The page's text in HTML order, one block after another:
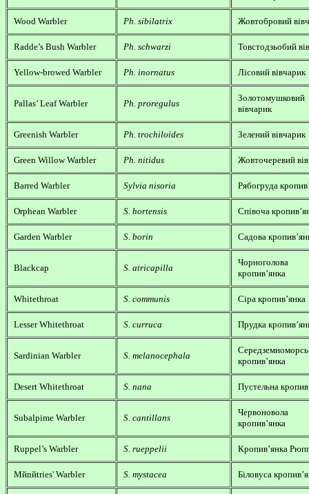
Wood Warbler Ph. sibilatrix Жовтобровий
Radde’s Bush Warbler Ph. schwarzi Товстодзьобий
Yellow-browed Warbler Ph. inornatus Лісовий вівчарик
Pallas’ Leaf Warbler Ph. proregulus
Золотомушковий
вівчарик
Greenish Warbler Ph. trochiloides Зелений вівчарик
Green Willow Warbler Ph. nitidus Жовточеревий
Barred Warbler Sylvia nisoria Рябогруда
Orphean Warbler S. hortensis Співоча
Garden Warbler S. borin Садова
Blackcap S. atricapilla
Чорноголова
кропив’янка
Whitethroat S. communis Сіра кропив’янка
Lesser Whitethroat S. curruca Прудка
Sardinian Warbler S. melanocephala
кропив’янка
Desert Whitethroat S. nana Пустельна
Subalpime Warbler S. cantillans
Червоновола
кропив’янка
Ruppel’s Warbler S. rueppelii Кропив’янка
Mйnйtries' Warbler S. mystacea Біловуса